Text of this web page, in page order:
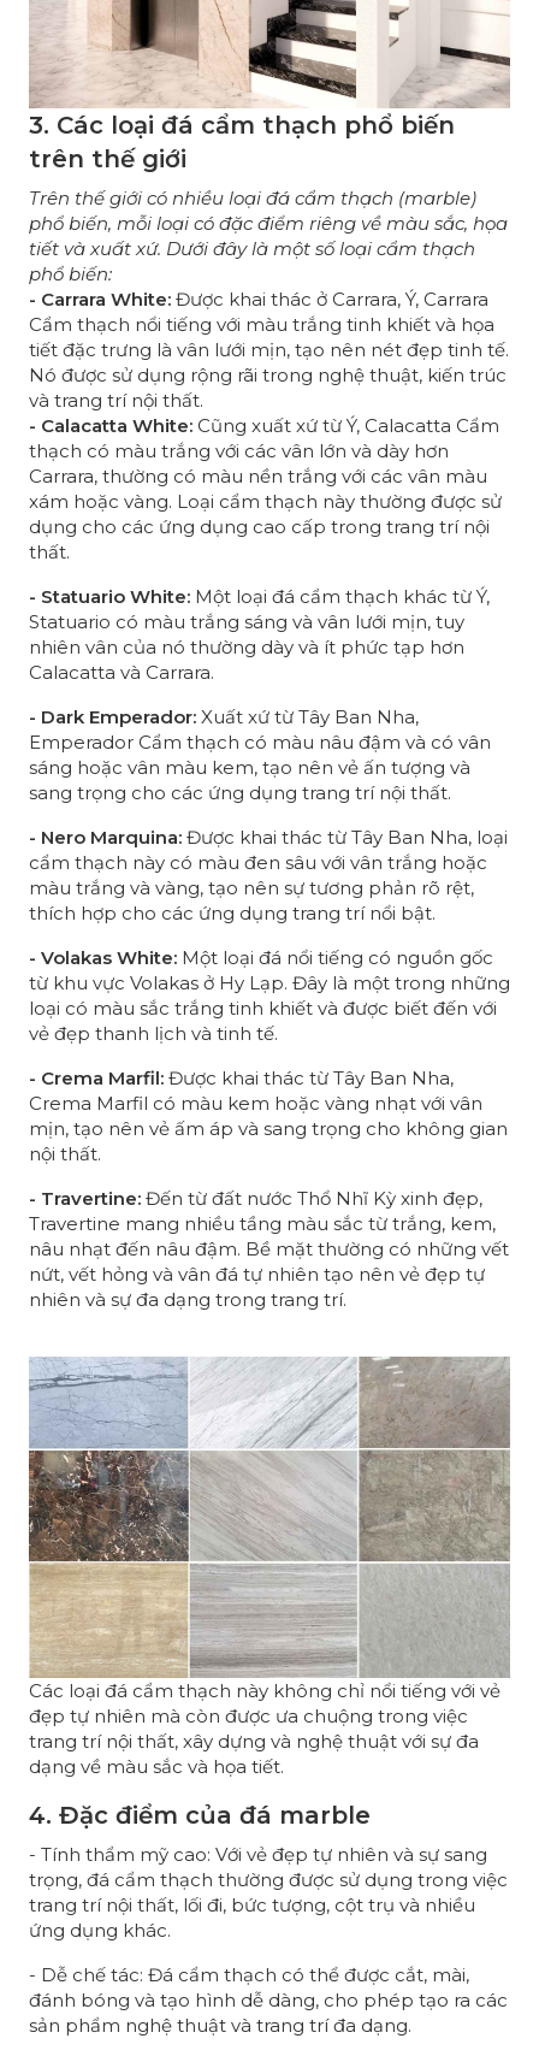
3. Các loại đá cẩm thạch phổ biến
trên thế giới
Trên thế giới có nhiều loại đá cẩm thạch (marble)
phổ biến, mỗi loại có đặc điểm riêng về màu sắc, họa
tiết và xuất xứ. Dưới đây là một số loại cẩm thạch
phổ biến:
- Carrara White: Được khai thác ở Carrara, Ý, Carrara
Cẩm thạch nổi tiếng với màu trắng tinh khiết và họa
tiết đặc trưng là vân lưới mịn, tạo nên nét đẹp tinh tế.
Nó được sử dụng rộng rãi trong nghệ thuật, kiến trúc
và trang trí nội thất.
- Calacatta White: Cũng xuất xứ từ Ý, Calacatta Cẩm
thạch có màu trắng với các vân lớn và dày hơn
Carrara, thường có màu nền trắng với các vân màu
xám hoặc vàng. Loại cẩm thạch này thường được sử
dụng cho các ứng dụng cao cấp trong trang trí nội
thất.
- Statuario White: Một loại đá cẩm thạch khác từ Ý,
Statuario có màu trắng sáng và vân lưới mịn, tuy
nhiên vân của nó thường dày và ít phức tạp hơn
Calacatta và Carrara.
- Dark Emperador: Xuất xứ từ Tây Ban Nha,
Emperador Cẩm thạch có màu nâu đậm và có vân
sáng hoặc vân màu kem, tạo nên vẻ ấn tượng và
sang trọng cho các ứng dụng trang trí nội thất.
- Nero Marquina: Được khai thác từ Tây Ban Nha, loại
cẩm thạch này có màu đen sâu với vân trắng hoặc
màu trắng và vàng, tạo nên sự tương phản rõ rệt,
thích hợp cho các ứng dụng trang trí nổi bật.
- Volakas White: Một loại đá nổi tiếng có nguồn gốc
từ khu vực Volakas ở Hy Lạp. Đây là một trong những
loại có màu sắc trắng tinh khiết và được biết đến với
vẻ đẹp thanh lịch và tinh tế.
- Crema Marfil: Được khai thác từ Tây Ban Nha,
Crema Marfil có màu kem hoặc vàng nhạt với vân
mịn, tạo nên vẻ ấm áp và sang trọng cho không gian
nội thất.
- Travertine: Đến từ đất nước Thổ Nhĩ Kỳ xinh đẹp,
Travertine mang nhiều tầng màu sắc từ trắng, kem,
nâu nhạt đến nâu đậm. Bề mặt thường có những vết
nứt, vết hỏng và vân đá tự nhiên tạo nên vẻ đẹp tự
nhiên và sự đa dạng trong trang trí.
Các loại đá cẩm thạch này không chỉ nổi tiếng với vẻ
đẹp tự nhiên mà còn được ưa chuộng trong việc
trang trí nội thất, xây dựng và nghệ thuật với sự đa
dạng về màu sắc và họa tiết.
4. Đặc điểm của đá marble
- Tính thẩm mỹ cao: Với vẻ đẹp tự nhiên và sự sang
trọng, đá cẩm thạch thường được sử dụng trong việc
trang trí nội thất, lối đi, bức tượng, cột trụ và nhiều
ứng dụng khác.
- Dễ chế tác: Đá cẩm thạch có thể được cắt, mài,
đánh bóng và tạo hình dễ dàng, cho phép tạo ra các
sản phẩm nghệ thuật và trang trí đa dạng.